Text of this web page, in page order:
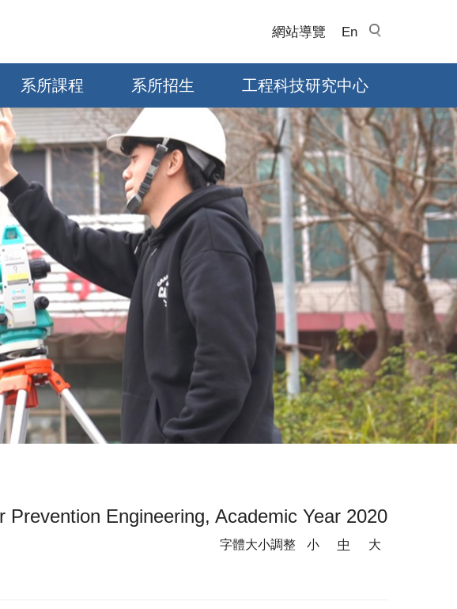
網站導覽 En
系所課程 系所招生 工程科技研究中心
Engineering, Academic Year 2020
字體大小調整 小 中
大